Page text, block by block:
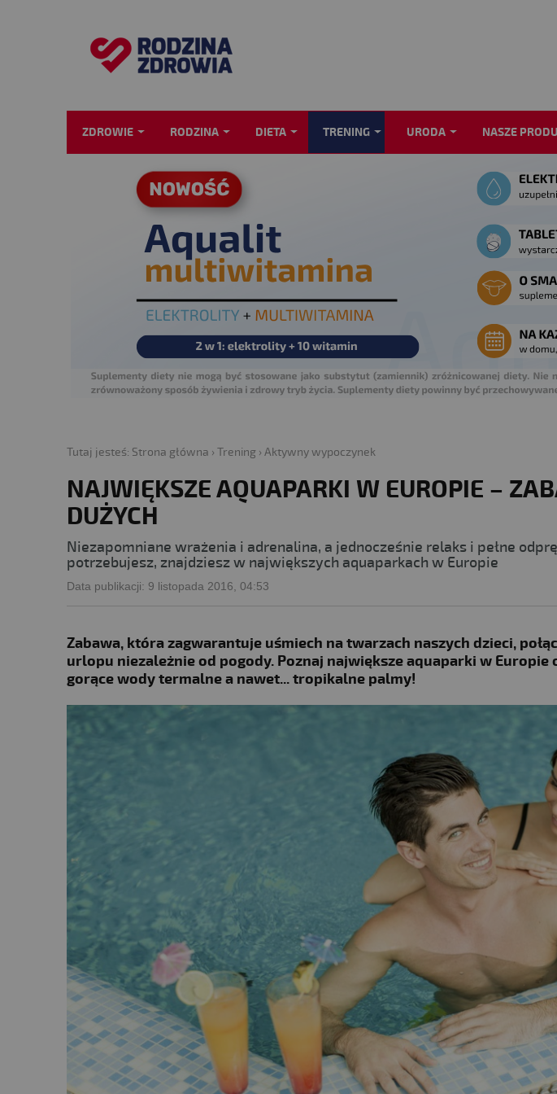
ZDROWIE RODZINA DIETA TRENING URODA NASZE
Tutaj jesteś: Strona główna › Trening › Aktywny wypoczynek
NAJWIĘKSZE AQUAPARKI W EUROPIE –
DUŻYCH
Niezapomniane wrażenia i adrenalina, a jednocześnie relaks i pełne
potrzebujesz, znajdziesz w największych aquaparkach w Europie
Data publikacji: 9 listopada 2016, 04:53
Zabawa, która zagwarantuje uśmiech na twarzach naszych dzieci,
urlopu niezależnie od pogody. Poznaj największe aquaparki w
gorące wody termalne a nawet... tropikalne palmy!